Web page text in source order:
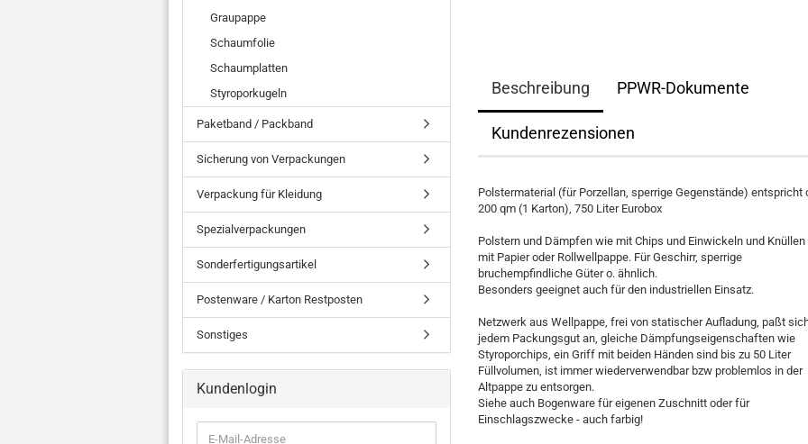
Beschreibung PPWR-Dokumente
Kundenrezensionen
Polstermaterial (für Porzellan, sperrige Gegenstände) entspricht
200 qm (1 Karton), 750 Liter Eurobox
Polstern und Dämpfen wie mit Chips und Einwickeln und
mit Papier oder Rollwellpappe. Für Geschirr, sperrige
bruchempfindliche Güter o. ähnlich.
Besonders geeignet auch für den industriellen Einsatz.
Netzwerk aus Wellpappe, frei von statischer Aufladung, paßt
jedem Packungsgut an, gleiche Dämpfungseigenschaften wie
Styroporchips, ein Griff mit beiden Händen sind bis zu 50 Liter
Füllvolumen, ist immer wiederverwendbar bzw problemlos in der
Altpappe zu entsorgen.
Siehe auch Bogenware für eigenen Zuschnitt oder für
Einschlagszwecke - auch farbig!
Graupappe
Schaumfolie
Schaumplatten
Styroporkugeln
Paketband / Packband
Sicherung von Verpackungen
Verpackung für Kleidung
Spezialverpackungen
Sonderfertigungsartikel
Postenware / Karton Restposten
Sonstiges
Kundenlogin